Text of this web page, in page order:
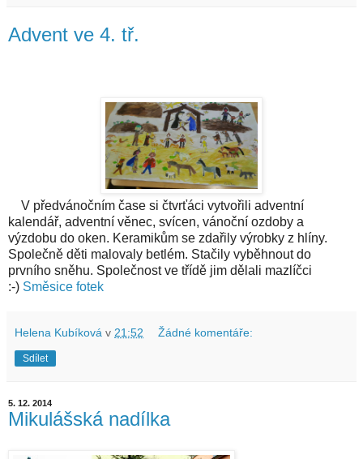
Advent ve 4. tř.
V předvánočním čase si čtvrťáci vytvořili adventní
kalendář, adventní věnec, svícen, vánoční ozdoby a
výzdobu do oken. Keramikům se zdařily výrobky z hlíny.
Společně děti malovaly betlém. Stačily vyběhnout do
prvního sněhu. Společnost ve třídě jim dělali mazlíčci
:-) Směsice fotek
Helena Kubíková v 21:52 Žádné komentáře:
Sdílet
5. 12. 2014
Mikulášská nadílka